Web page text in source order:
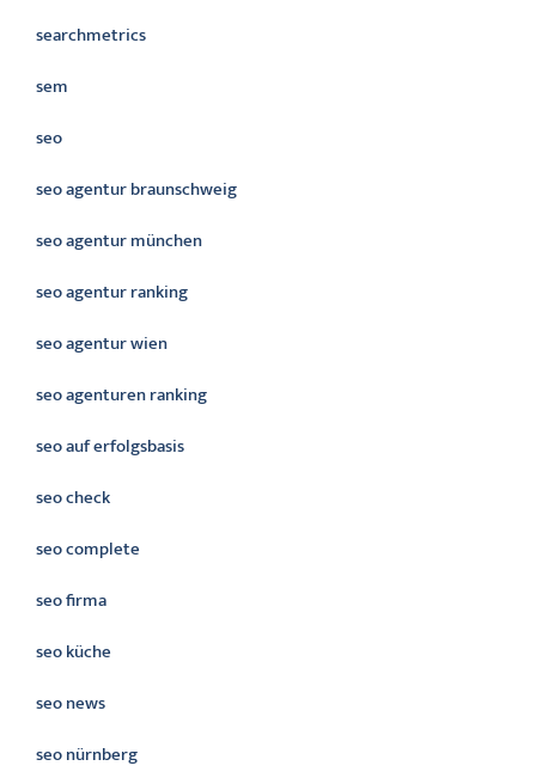
searchmetrics
sem
seo
seo agentur braunschweig
seo agentur münchen
seo agentur ranking
seo agentur wien
seo agenturen ranking
seo auf erfolgsbasis
seo check
seo complete
seo firma
seo küche
seo news
seo nürnberg